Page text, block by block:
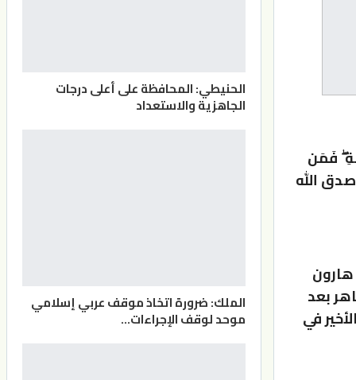
فَمَن
صدق الله
هارون
بعد
في
الحنيطي: المحافظة على أعلى درجات
الجاهزية والاستعداد
الملك: ضرورة اتخاذ موقف عربي إسلامي
موحد لوقف الإجراءات…